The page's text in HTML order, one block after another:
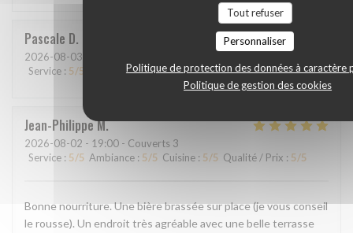
Tout refuser
Personnaliser
Politique de protection des données à caractère
Politique de gestion des cookies
Pascale D
2026-08-03
Service : 5/5 Ambiance:5/5 Cuisine:5/5 Qualité / Prix:5/5
Jean-PhilippeM
2026-08-02 - 19:00 - Couverts 3
Service : 5/5 Ambiance : 5/5 Cuisine : 5/5 Qualité / Prix : 5/5
Bonne nourriture. Une bière brassée sur place (je vous conseil
le rousse). Un endroit très agréable avec une belle terrasse